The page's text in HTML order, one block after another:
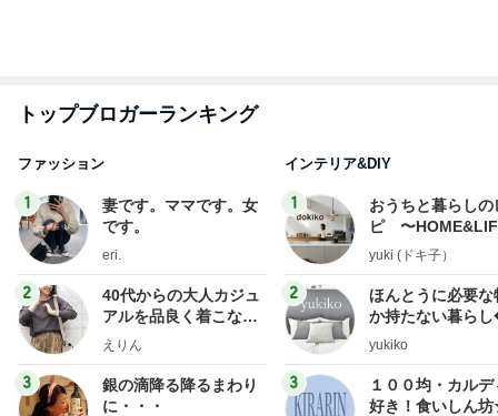
トップブロガーランキング
ファッション
1
妻です。ママです。女
です。
eri.
2
40代からの大人カジュ
アルを品良く着こなす
ファッションブログ
えりん
3
銀の滴降る降るまわり
に・・・
インテリア&DIY
1
おうちと暮らしの
ピ 〜
yuki (ドキ子）
2
ほんとうに必要な
か持たない暮ら
ep Life Simple◆
ンテリアのきろく
yukiko
3
１００均・カルデ
好き！食いしん